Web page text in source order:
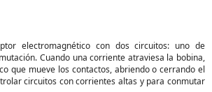
electromagnético con dos circuitos: uno de
Cuando una corriente atraviesa la bobina,
que mueve los contactos, abriendo o cerrando el
circuitos con corrientes altas y para conmutar